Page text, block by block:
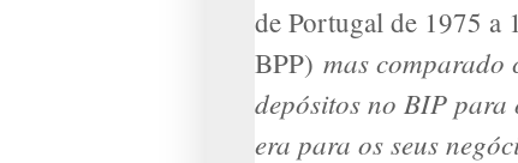
de Portugal de 1975 a
BPP) mas
depósitos no BIP para
era para os seus